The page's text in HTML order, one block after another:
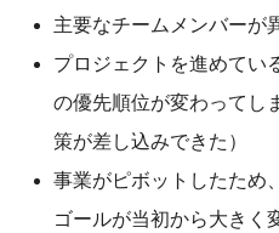
主要なチームメンバーが
プロジェクトを進めてい
の優先順位が変わってし
策が差し込みできた）
事業がピボットしたため
ゴールが当初から大きく